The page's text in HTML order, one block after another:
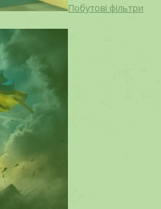
Побутові фільтри